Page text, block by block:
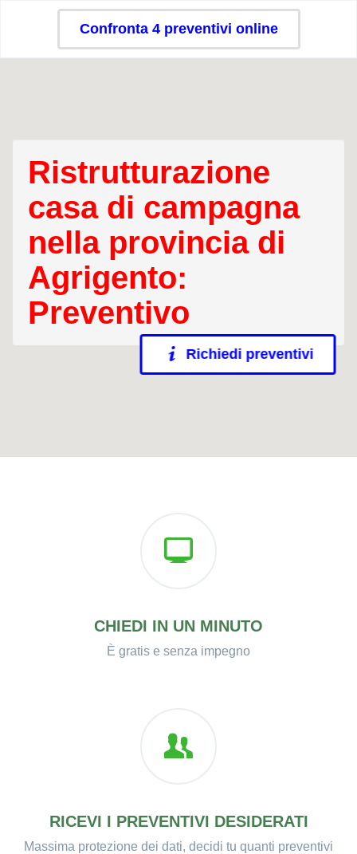
Confronta 4 preventivi online
Ristrutturazione
casa di campagna
nella provincia di
Agrigento:
Preventivo
Richiedi preventivi
CHIEDI IN UN MINUTO
È gratis e senza impegno
RICEVI I PREVENTIVI DESIDERATI
Massima protezione dei dati, decidi tu quanti preventivi